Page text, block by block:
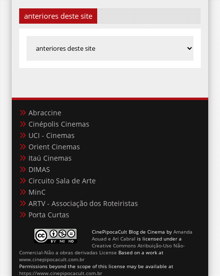
anteriores deste site
Abraccine
Cinépolis Cinemas
UCI - Cinemas
Orient Cinemas
Itaú Cinemas
DIMAS
Circuito Sala de Arte
MinC
ARTV - Associação dos Roteiristas
Porta Curtas
CinePipocaCult Blog de Cinema by Amanda
Aouad e Ari Cabral is licensed under a
Creative Commons Atribuição-Uso Não-
Comercial-Não a obras derivadas License Based on a work at
www.cinepipocacult.com.br
Permissions beyond the scope of this license may be available at
https://www.cinepipocacult.com.br